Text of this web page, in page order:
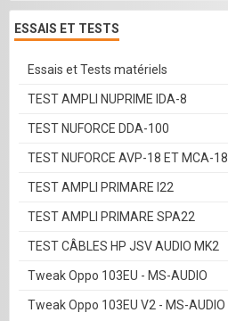
ESSAIS ET TESTS
Essais et Tests matériels
TEST AMPLI NUPRIME IDA-8
TEST NUFORCE DDA-100
TEST NUFORCE AVP-18 ET MCA-18
TEST AMPLI PRIMARE I22
TEST AMPLI PRIMARE SPA22
TEST CÂBLES HP JSV AUDIO MK2
Tweak Oppo 103EU - MS-AUDIO
Tweak Oppo 103EU V2 - MS-AUDIO